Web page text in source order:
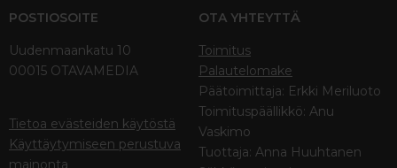
POSTIOSOITE
Uudenmaankatu 10
00015 OTAVAMEDIA
Tietoa evästeiden käytöstä
Käyttäytymiseen perustuva
mainonta
OTA YHTEYTTÄ
Toimitus
Palautelomake
Päätoimittaja: Erkki Meriluoto
Toimituspäällikkö: Anu
Vaskimo
Tuottaja: Anna Huuhtanen